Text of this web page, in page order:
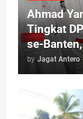
Ahmad
Tingkat
se-
by Jagat Antero